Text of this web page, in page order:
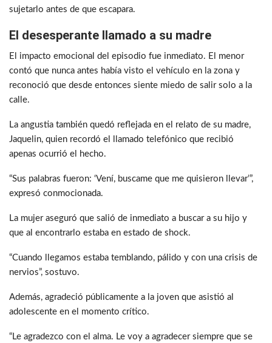
sujetarlo antes de que escapara.
El desesperante llamado a su madre
El impacto emocional del episodio fue inmediato. El menor
contó que nunca antes había visto el vehículo en la zona y
reconoció que desde entonces siente miedo de salir solo a la
calle.
La angustia también quedó reflejada en el relato de su madre,
Jaquelin, quien recordó el llamado telefónico que recibió
apenas ocurrió el hecho.
“Sus palabras fueron: ‘Vení, buscame que me quisieron llevar’”,
expresó conmocionada.
La mujer aseguró que salió de inmediato a buscar a su hijo y
que al encontrarlo estaba en estado de shock.
“Cuando llegamos estaba temblando, pálido y con una crisis de
nervios”, sostuvo.
Además, agradeció públicamente a la joven que asistió al
adolescente en el momento crítico.
“Le agradezco con el alma. Le voy a agradecer siempre que se